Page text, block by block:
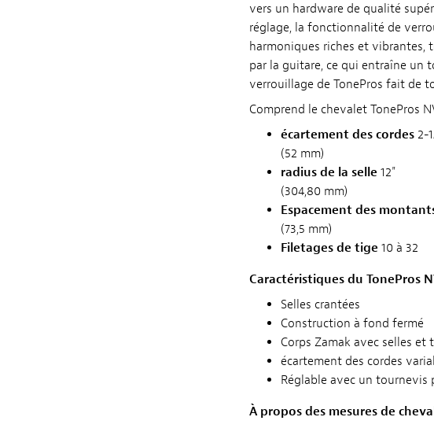
vers un hardware de qualité
réglage, la fonctionnalité de
harmoniques riches et vibrantes,
par la guitare, ce qui entraîne un
verrouillage de TonePros fait de
Comprend le chevalet TonePros
écartement des cordes 2-
(52 mm)
radius de la selle 12"
(304,80 mm)
Espacement des
(73,5 mm)
Filetages de tige 10 à 32
Caractéristiques du TonePros
Selles crantées
Construction à fond fermé
Corps Zamak avec selles
écartement des cordes
Réglable avec un tournevis
À propos des mesures de